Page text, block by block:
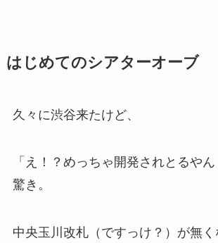
はじめてのシアターオーブ
久々に渋谷来たけど、
「え！？めっちゃ開発されとるや
驚き。
中央玉川改札（ですっけ？）が無